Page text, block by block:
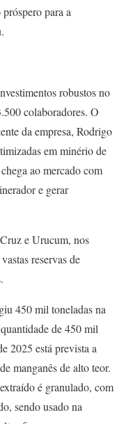
para a
robustos no
colaboradores. O
da empresa, Rodrigo
em minério de
ao mercado com
e gerar
e Urucum, nos
reservas de
450 mil toneladas na
de 450 mil
2025 está prevista a
manganês de alto teor.
é granulado, com
sendo usado na